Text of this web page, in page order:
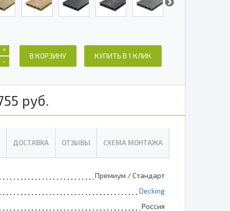
+
-
В КОРЗИНУ КУПИТЬ В 1 КЛИК
руб.
ДОСТАВКА ОТЗЫВЫ СХЕМА МОНТАЖА
Премиум / Стандарт
Decking
Россия